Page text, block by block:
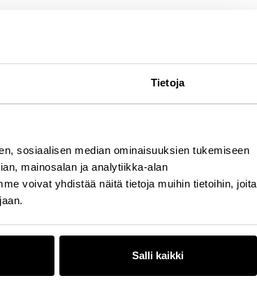
Tietoja
sosiaalisen median ominaisuuksien tukemiseen
mainosalan ja analytiikka-alan
voivat yhdistää näitä tietoja muihin tietoihin, joita
Salli kaikki